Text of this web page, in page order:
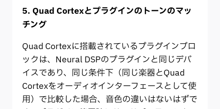
5. Quad Cortexとプラグインのトーンのマッ
チング
Quad Cortexに搭載されているプラグインブロ
ックは、Neural DSPのプラグインと同じデバ
イスであり、同じ条件下（同じ楽器とQuad
Cortexをオーディオインターフェースとして使
用）で比較した場合、音色の違いはないはずで